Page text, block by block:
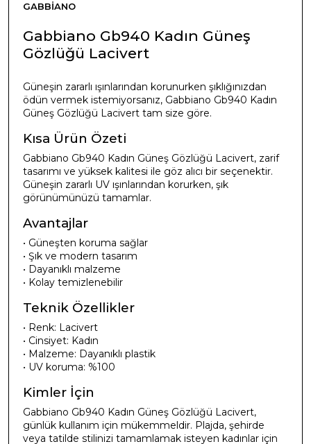
GABBIANO
Gabbiano Gb940 Kadın Güneş
Gözlüğü Lacivert
Güneşin zararlı ışınlarından korunurken şıklığınızdan
ödün vermek istemiyorsanız, Gabbiano Gb940 Kadın
Güneş Gözlüğü Lacivert tam size göre.
Kısa Ürün Özeti
Gabbiano Gb940 Kadın Güneş Gözlüğü Lacivert, zarif
tasarımı ve yüksek kalitesi ile göz alıcı bir seçenektir.
Güneşin zararlı UV ışınlarından korurken, şık
görünümünüzü tamamlar.
Avantajlar
• Güneşten koruma sağlar
• Şık ve modern tasarım
• Dayanıklı malzeme
• Kolay temizlenebilir
Teknik Özellikler
• Renk: Lacivert
• Cinsiyet: Kadın
• Malzeme: Dayanıklı plastik
• UV koruma: %100
Kimler İçin
Gabbiano Gb940 Kadın Güneş Gözlüğü Lacivert,
günlük kullanım için mükemmeldir. Plajda, şehirde
veya tatilde stilinizi tamamlamak isteyen kadınlar için